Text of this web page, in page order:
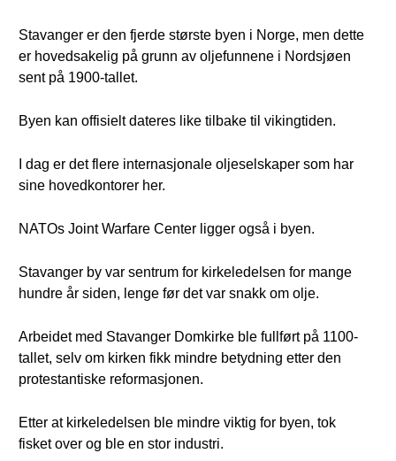
Stavanger er den fjerde største byen i Norge, men dette
er hovedsakelig på grunn av oljefunnene i Nordsjøen
sent på 1900-tallet.
Byen kan offisielt dateres like tilbake til vikingtiden.
I dag er det flere internasjonale oljeselskaper som har
sine hovedkontorer her.
NATOs Joint Warfare Center ligger også i byen.
Stavanger by var sentrum for kirkeledelsen for mange
hundre år siden, lenge før det var snakk om olje.
Arbeidet med Stavanger Domkirke ble fullført på 1100-
tallet, selv om kirken fikk mindre betydning etter den
protestantiske reformasjonen.
Etter at kirkeledelsen ble mindre viktig for byen, tok
fisket over og ble en stor industri.